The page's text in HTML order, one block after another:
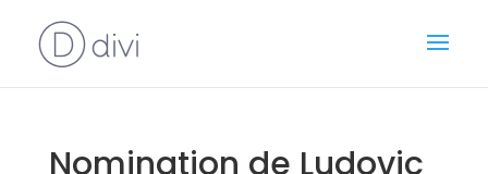
Nomination de Ludovic